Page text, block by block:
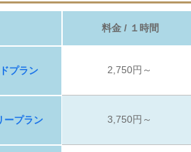
料金 / １時間
プラン 2,750円～
ープラン 3,750円～